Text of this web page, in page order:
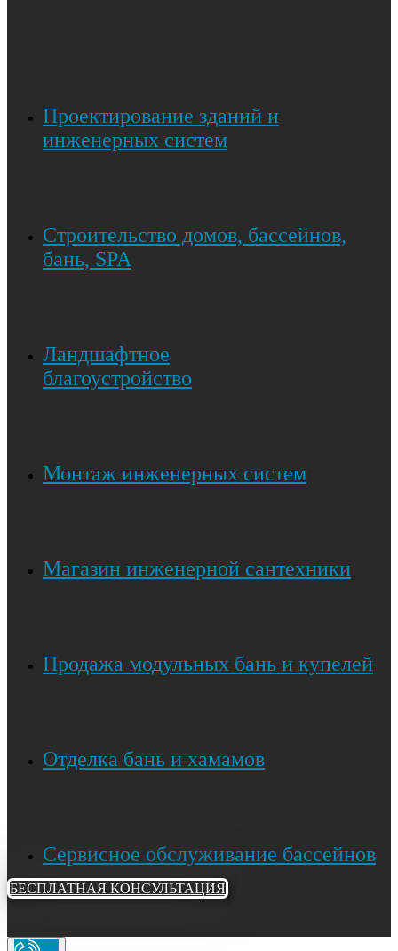
Проектирование зданий и
инженерных систем
Строительство домов, бассейнов,
бань, SPA
Ландшафтное
благоустройство
Монтаж инженерных систем
Магазин инженерной сантехники
Продажа модульных бань и купелей
Отделка бань и хамамов
Сервисное обслуживание бассейнов
БЕСПЛАТНАЯ КОНСУЛЬТАЦИЯ